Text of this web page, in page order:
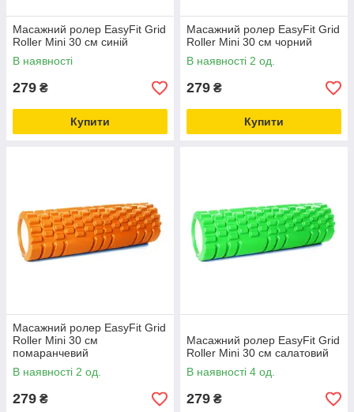
Масажний ролер EasyFit Grid
Roller Mini 30 см синій
В наявності
279 ₴
Купити
Масажний ролер EasyFit Grid
Roller Mini 30 см чорний
В наявності 2 од.
279 ₴
Купити
Масажний ролер EasyFit Grid
Roller Mini 30 см
помаранчевий
В наявності 2 од.
279 ₴
Масажний ролер EasyFit Grid
Roller Mini 30 см салатовий
В наявності 4 од.
279 ₴